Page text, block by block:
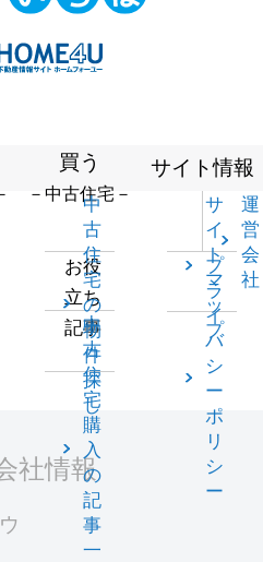
買う
－中古住宅－
中
古
住
宅
の
物
件
探
し
お役
立ち
記事
中
古
住
宅
購
入
の
記
事
一
サイト情報
サ
イ
ト
マ
ッ
プ
運
営
会
社
プ
ラ
イ
バ
シ
ー
ポ
リ
シ
ー
社情報